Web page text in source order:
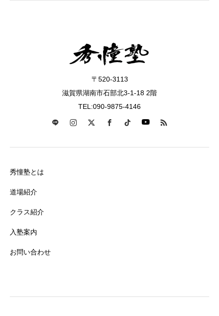
〒520-3113
滋賀県湖南市石部北3-1-18 2階
TEL:090-9875-4146
秀憧塾とは
道場紹介
クラス紹介
入塾案内
お問い合わせ